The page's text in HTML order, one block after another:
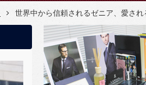
世界中から信頼されるゼニア、愛され